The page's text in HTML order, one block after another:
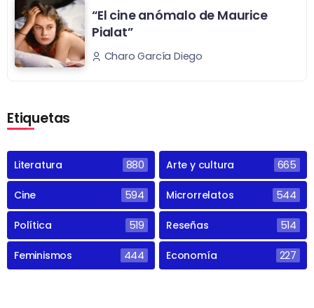
“El cine anómalo de Maurice
Pialat”
Charo García Diego
Etiquetas
Literatura 880 Arte y cultura 665
Cine 594 Microrrelatos 544
Política 519 Reseñas 514
Feminismos 444 Economía 227